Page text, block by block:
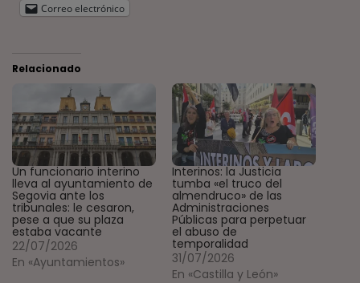
Correo electrónico
Relacionado
Un funcionario interino
lleva al ayuntamiento de
Segovia ante los
tribunales: le cesaron,
pese a que su plaza
estaba vacante
22/07/2026
En «Ayuntamientos»
Interinos: la Justicia
tumba «el truco del
almendruco» de las
Administraciones
Públicas para perpetuar
el abuso de
temporalidad
31/07/2026
En «Castilla y León»